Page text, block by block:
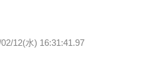
12(水) 16:31:41.97